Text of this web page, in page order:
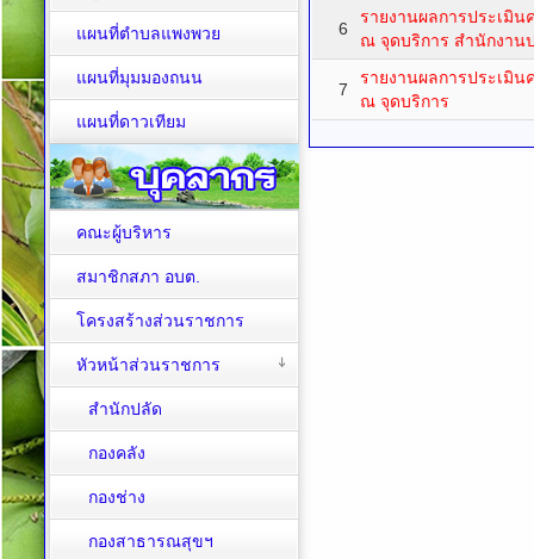
6
รายงานผลการประเมิ
ณ จุดบริการ สำนักงาน
7
รายงานผลการประเมิ
ณ จุดบริการ
แผนที่ตำบลแพงพวย
แผนที่มุมมองถนน
แผนที่ดาวเทียม
คณะผู้บริหาร
สมาชิกสภา อบต.
โครงสร้างส่วนราชการ
หัวหน้าส่วนราชการ
สำนักปลัด
กองคลัง
กองช่าง
กองสาธารณสุขฯ